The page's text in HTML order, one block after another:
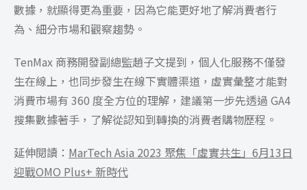
數據，就顯得更為重要，因為它能更好地了解消費者行
為、細分市場和觀察趨勢。
TenMax 商務開發副總監趙子文提到，個人化服務不僅發
生在線上，也同步發生在線下實體渠道，虛實彙整才能對
消費市場有 360 度全方位的理解，建議第一步先透過 GA4
搜集數據著手，了解從認知到轉換的消費者購物歷程。
延伸閱讀： MarTech Asia 2023 聚焦「虛實共生」6月13日
迎戰OMO Plus+ 新時代